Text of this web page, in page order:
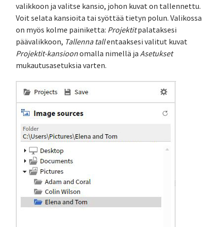
valikkoon ja valitse kansio, johon kuvat on tallennettu.
Voit selata kansioita tai syöttää tietyn polun. Valikossa
on myös kolme painiketta: Projektitpalataksesi
päävalikkoon, Tallenna tallentaaksesi valitut kuvat
Projektit-kansioonomalla nimellä ja Asetukset
mukautusasetuksia varten.